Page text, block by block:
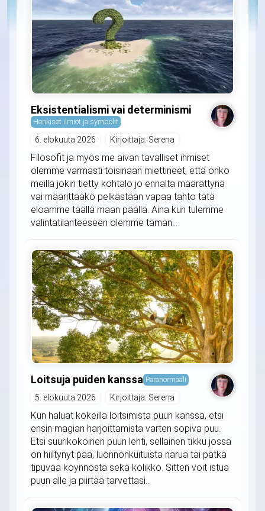
Eksistentialismi vai determinismi
Henkiset ilmiöt ja symbolit
6. elokuuta 2026 Kirjoittaja: Serena
Filosofit ja myös me aivan tavalliset ihmiset
olemme varmasti toisinaan miettineet, että onko
meillä jokin tietty kohtalo jo ennalta määrättynä
vai määrittääkö pelkästään vapaa tahto tätä
eloamme täällä maan päällä. Aina kun tulemme
valintatilanteeseen olemme tämän...
Loitsuja puiden kanssa Paranormaali
5. elokuuta 2026 Kirjoittaja: Serena
Kun haluat kokeilla loitsimista puun kanssa, etsi
ensin magian harjoittamista varten sopiva puu.
Etsi suurikokoinen puun lehti, sellainen tikku jossa
on hiiltynyt pää, luonnonkuituista narua tai pätkä
tipuvaa köynnöstä sekä kolikko. Sitten voit istua
puun alle ja piirtää tarvettasi...